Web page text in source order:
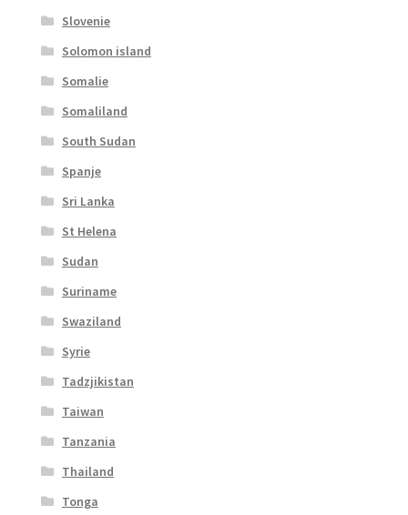
Slovenie
Solomon island
Somalie
Somaliland
South Sudan
Spanje
Sri Lanka
St Helena
Sudan
Suriname
Swaziland
Syrie
Tadzjikistan
Taiwan
Tanzania
Thailand
Tonga